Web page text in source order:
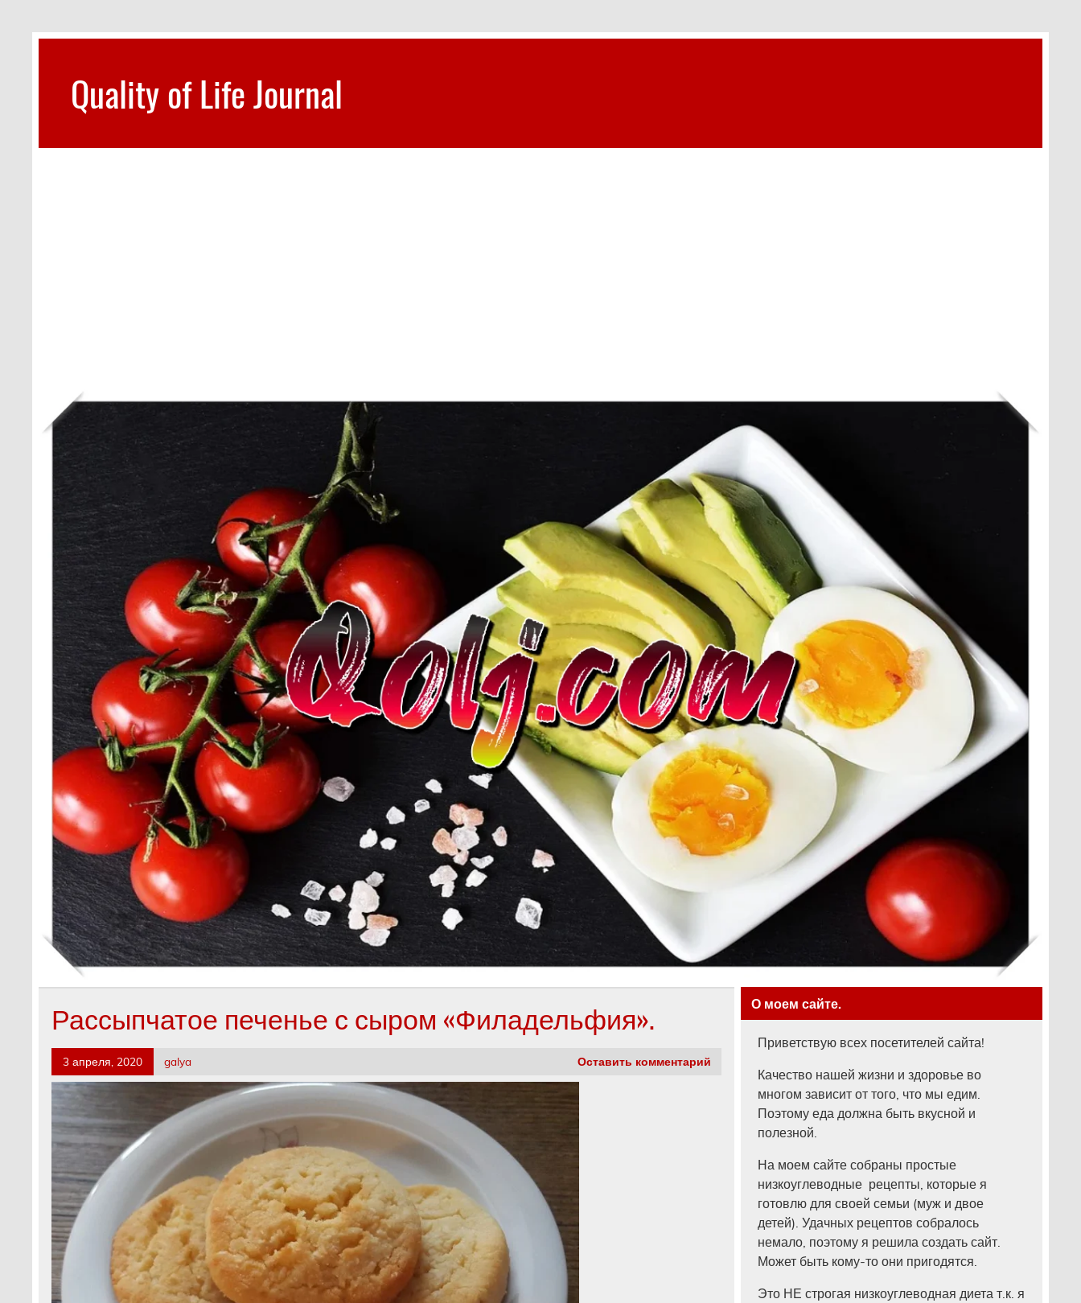
содержимому
Quality of Life Journal
Рассыпчатое печенье с сыром «Филадельфия».
3 апреля, 2020 galya Оставить комментарий
О моем сайте.
Приветствую всех посетителей сайта!
Качество нашей жизни и здоровье во
многом зависит от того, что мы едим.
Поэтому еда должна быть вкусной и
полезной.
На моем сайте собраны простые
низкоуглеводные рецепты, которые я
готовлю для своей семьи (муж и двое
детей). Удачных рецептов собралось
немало, поэтому я решила создать сайт.
Может быть кому-то они пригодятся.
Это НЕ строгая низкоуглеводная диета т.к. я